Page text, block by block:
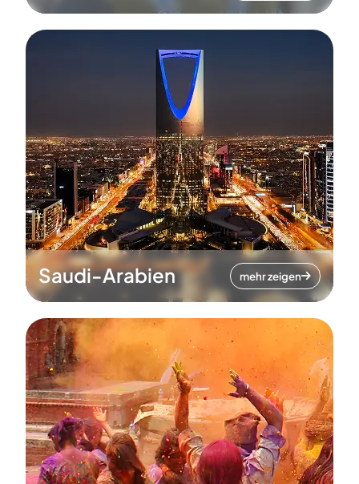
Saudi-Arabien mehr zeigen